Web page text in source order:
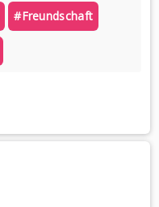
#freundschaft